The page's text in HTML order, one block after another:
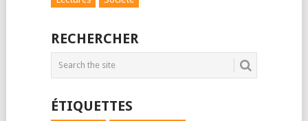
RECHERCHER
ÉTIQUETTES